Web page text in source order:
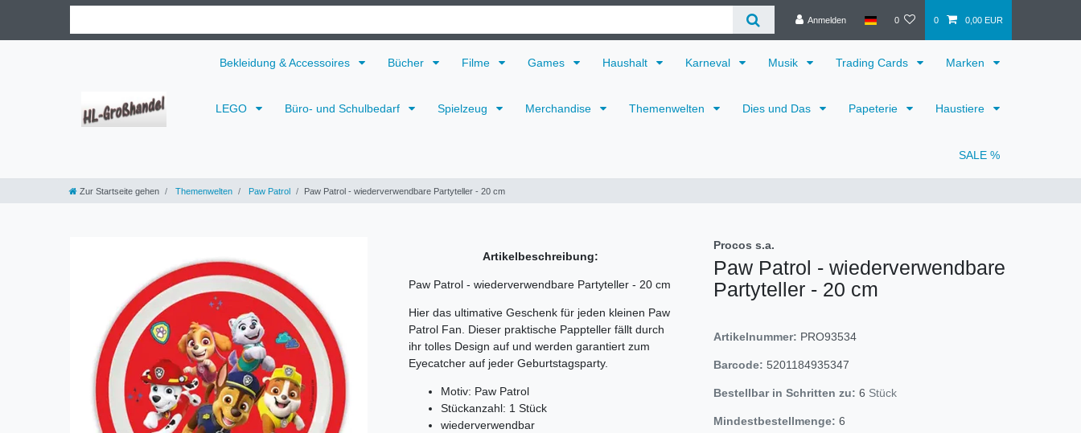
Anmelden 0 0 0,00 EUR
Bekleidung & Accessoires Bücher Filme Games Haushalt Karneval Musik Trading Cards Marken
LEGO Büro- und Schulbedarf Spielzeug Merchandise Themenwelten Dies und Das Papeterie Haustiere
SALE %
Zur Startseite gehen Themenwelten Paw Patrol Paw Patrol - wiederverwendbare Partyteller - 20 cm
Artikelbeschreibung:
Paw Patrol - wiederverwendbare Partyteller - 20 cm
Hier das ultimative Geschenk für jeden kleinen Paw
Patrol Fan. Dieser praktische Pappteller fällt durch
ihr tolles Design auf und werden garantiert zum
Eyecatcher auf jeder Geburtstagsparty.
Motiv: Paw Patrol
Stückanzahl: 1 Stück
wiederverwendbar
Procos s.a.
Paw Patrol - wiederverwendbare
Partyteller - 20 cm
Artikelnummer: PRO93534
Barcode: 5201184935347
Bestellbar in Schritten zu: 6 Stück
Mindestbestellmenge: 6